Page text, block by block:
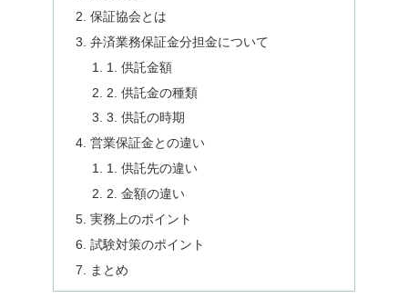
保証協会とは
弁済業務保証金分担金について
1. 供託金額
2. 供託金の種類
3. 供託の時期
営業保証金との違い
1. 供託先の違い
2. 金額の違い
実務上のポイント
試験対策のポイント
まとめ